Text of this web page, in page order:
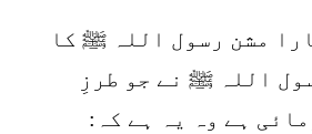
مشن رسول اللہ ﷺ کا
اللہ ﷺ نے جو طرزِ
ہے وہ یہ ہے کہ: